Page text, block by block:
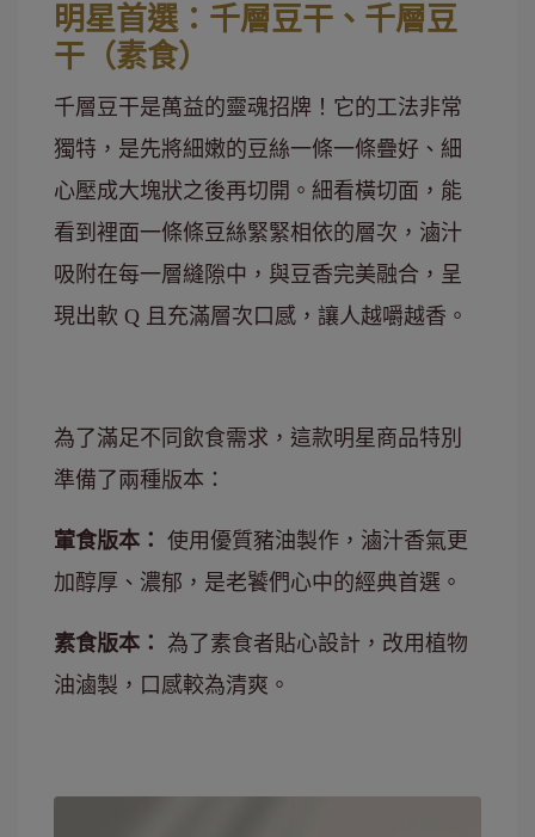
明星首選：千層豆干、千層豆
干（素食）
千層豆干是萬益的靈魂招牌！它的工法非常
獨特，是先將細嫩的豆絲一條一條疊好、細
心壓成大塊狀之後再切開。細看橫切面，能
看到裡面一條條豆絲緊緊相依的層次，滷汁
吸附在每一層縫隙中，與豆香完美融合，呈
現出軟 Q 且充滿層次口感，讓人越嚼越香。
為了滿足不同飲食需求，這款明星商品特別
準備了兩種版本：
葷食版本： 使用優質豬油製作，滷汁香氣更
加醇厚、濃郁，是老饕們心中的經典首選。
素食版本： 為了素食者貼心設計，改用植物
油滷製，口感較為清爽。